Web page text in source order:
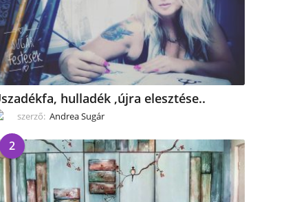
hulladék ,újra elesztése..
szerző: Andrea Sugár
2